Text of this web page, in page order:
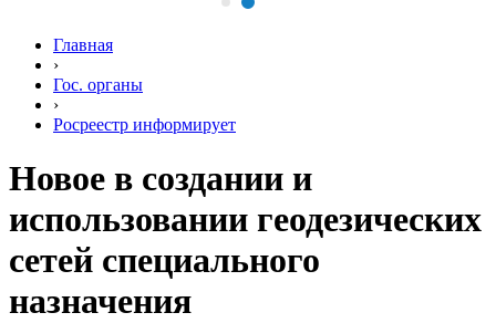
Главная
›
Гос. органы
›
Росреестр информирует
Новое в создании и
использовании геодезических
сетей специального
назначения